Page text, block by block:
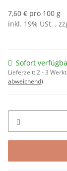
7,60 € pro 100 g
inkl. 19% USt. ,
Sofort
Lieferzeit:2 - 3
abweichend)